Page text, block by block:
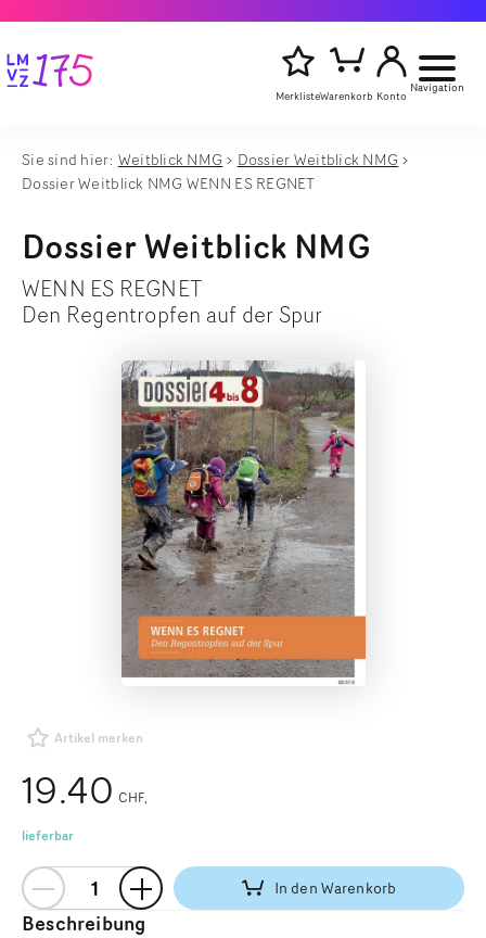
MerklisteWarenkorb Konto
Navigation
Sie sind hier: Weitblick NMG
Dossier Weitblick NMG
Dossier Weitblick NMG WENN ES REGNET
Dossier Weitblick NMG
WENN ES REGNET
Den Regentropfen auf der Spur
Artikel merken
CHF
19.40
lieferbar
In den Warenkorb
Beschreibung
Titel,
Stichwort